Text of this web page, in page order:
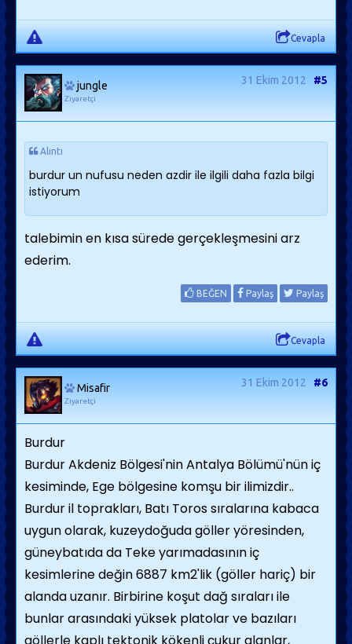
Cevapla
jungle
Ziyaretçi
31 Ekim 2012 #5
Alıntı
burdur un nufusu neden azdir ile ilgili daha fazla bilgi
istiyorum
talebimin en kısa sürede gerçekleşmesini arz
ederim.
BEĞEN Paylaş Paylaş
Cevapla
Misafir
Ziyaretçi
31 Ekim 2012 #6
Burdur
Burdur Akdeniz Bölgesi'nin Antalya Bölümü'nün iç
kesiminde, Ege bölgesine komşu bir ilimizdir..
Burdur il toprakları, Batı Toros sıralarına kabaca
uygun olarak, kuzeydoğuda göller yöresinden,
güneybatıda da Teke yarımadasının iç
kesimlerine değin 6887 km2'lik (göller hariç) bir
alanda uzanır. Birbirine koşut dağ sıraları ile
bunlar arasındaki yüksek platolar ve bazıları